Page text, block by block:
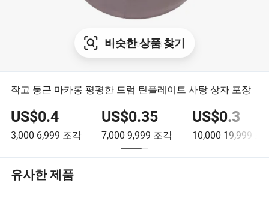
비슷한 상품 찾기
작고 둥근 마카롱 평평한 드럼 틴플레이트 사탕 상자 포장
US$0.4
3,000-6,999 조각
US$0.35
7,000-9,999 조각
US$0.3
10,000-19,999
유사한 제품